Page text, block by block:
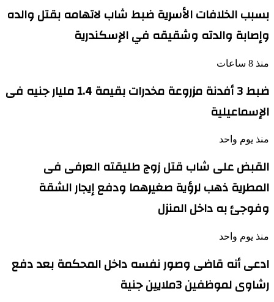
بسبب الخلافات الأسرية ضبط شاب لاتهامه بقتل والده
وإصابة والدته وشقيقه في الإسكندرية
منذ 8 ساعات
ضبط 3 أفدنة مزروعة مخدرات بقيمة 1.4 مليار جنيه فى
الإسماعيلية
منذ يوم واحد
القبض على شاب قتل زوج طليقته العرفى فى
المطرية ذهب لرؤية صغيرهما ودفع إيجار الشقة
وفوجئ به داخل المنزل
منذ يوم واحد
ادعى أنه قاضى وصور نفسه داخل المحكمة بعد دفع
رشاوى لموظفين 3ملايين جنية